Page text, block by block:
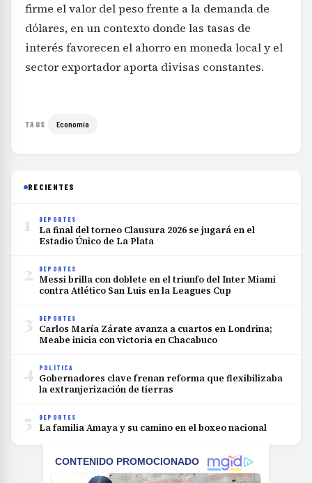
firme el valor del peso frente a la demanda de
dólares, en un contexto donde las tasas de
interés favorecen el ahorro en moneda local y el
sector exportador aporta divisas constantes.
TAGS Economía
RECIENTES
1 DEPORTES
La final del torneo Clausura 2026 se jugará en el
Estadio Único de La Plata
2 DEPORTES
Messi brilla con doblete en el triunfo del Inter Miami
contra Atlético San Luis en la Leagues Cup
3 DEPORTES
Carlos María Zárate avanza a cuartos en Londrina;
Meabe inicia con victoria en Chacabuco
4 POLÍTICA
Gobernadores clave frenan reforma que flexibilizaba
la extranjerización de tierras
5 DEPORTES
La familia Amaya y su camino en el boxeo nacional